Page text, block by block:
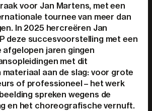
voor Jan Martens, met een
tournee van meer dan
In 2025 hercreëren Jan
deze succesvoorstelling met een
afgelopen jaren gingen
met dit
aan de slag: voor grote
of professioneel – het werk
spreken wegens de
en het choreografische vernuft.